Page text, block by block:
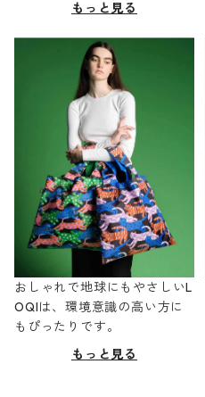
もっと見る
おしゃれで地球にもやさしいL
OQIは、環境意識の高い方に
もぴったりです。
もっと見る